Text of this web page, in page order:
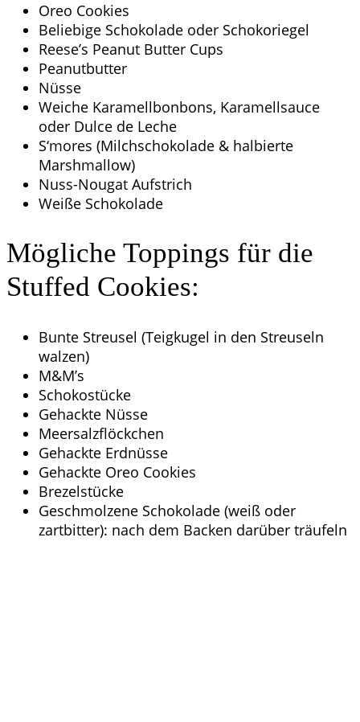
Oreo Cookies
Beliebige Schokolade oder Schokoriegel
Reese’s Peanut Butter Cups
Peanutbutter
Nüsse
Weiche Karamellbonbons, Karamellsauce
oder Dulce de Leche
S‘mores (Milchschokolade & halbierte
Marshmallow)
Nuss-Nougat Aufstrich
Weiße Schokolade
Mögliche Toppings für die
Stuffed Cookies:
Bunte Streusel (Teigkugel in den Streuseln
walzen)
M&M’s
Schokostücke
Gehackte Nüsse
Meersalzflöckchen
Gehackte Erdnüsse
Gehackte Oreo Cookies
Brezelstücke
Geschmolzene Schokolade (weiß oder
zartbitter): nach dem Backen darüber träufeln